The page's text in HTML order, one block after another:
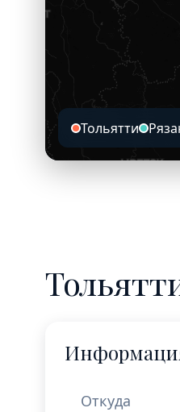
Тольятти
Откуда